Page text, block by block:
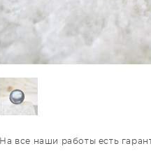
На все наши работы есть